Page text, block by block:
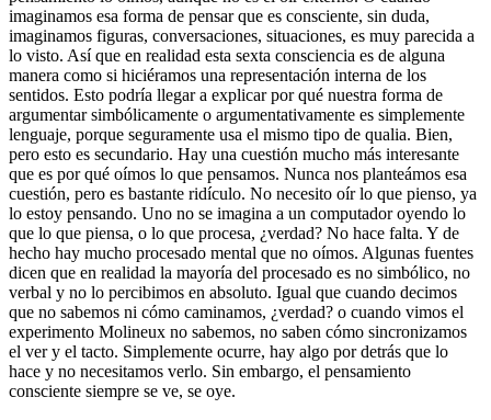
imaginamos esa forma de pensar que es consciente, sin duda,
imaginamos figuras, conversaciones, situaciones, es muy parecida a
lo visto. Así que en realidad esta sexta consciencia es de alguna
manera como si hiciéramos una representación interna de los
sentidos. Esto podría llegar a explicar por qué nuestra forma de
argumentar simbólicamente o argumentativamente es simplemente
lenguaje, porque seguramente usa el mismo tipo de qualia. Bien,
pero esto es secundario. Hay una cuestión mucho más interesante
que es por qué oímos lo que pensamos. Nunca nos planteámos esa
cuestión, pero es bastante ridículo. No necesito oír lo que pienso, ya
lo estoy pensando. Uno no se imagina a un computador oyendo lo
que lo que piensa, o lo que procesa, ¿verdad? No hace falta. Y de
hecho hay mucho procesado mental que no oímos. Algunas fuentes
dicen que en realidad la mayoría del procesado es no simbólico, no
verbal y no lo percibimos en absoluto. Igual que cuando decimos
que no sabemos ni cómo caminamos, ¿verdad? o cuando vimos el
experimento Molineux no sabemos, no saben cómo sincronizamos
el ver y el tacto. Simplemente ocurre, hay algo por detrás que lo
hace y no necesitamos verlo. Sin embargo, el pensamiento
consciente siempre se ve, se oye.